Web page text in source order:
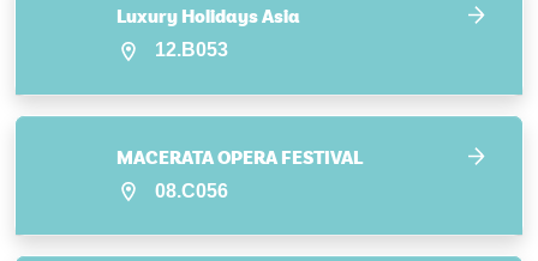
Luxury Holidays Asia
12.B053
MACERATA OPERA FESTIVAL
08.C056